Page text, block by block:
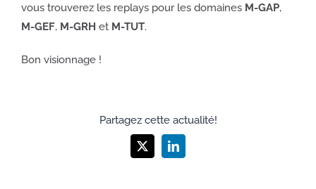
vous trouverez les replays pour les domaines M-GAP,
M-GEF, M-GRH et M-TUT.
Bon visionnage !
Partagez cette actualité!
X LinkedIn